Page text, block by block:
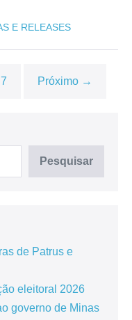
E RELEASES
7 Próximo →
Pesquisar
de Patrus e
eleitoral 2026
governo de Minas